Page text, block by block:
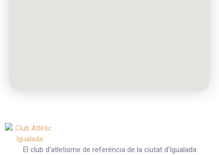
El club d'atletisme de referència de la ciutat d'Igualada